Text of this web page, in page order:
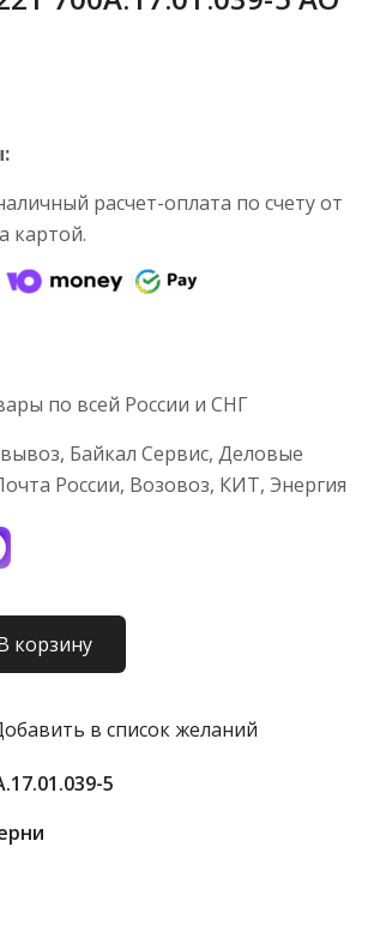
расчет-оплата по счету от
картой.
по всей России и СНГ
Байкал Сервис, Деловые
России, Возовоз, КИТ, Энергия
корзину
в список желаний
5